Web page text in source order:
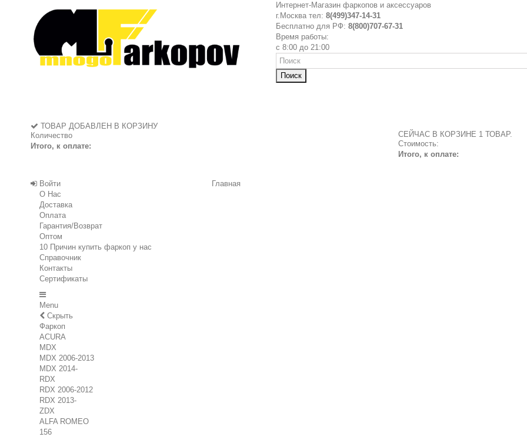
Интернет-Магазин фаркопов и аксессуаров
г.Москва тел: 8(499)347-14-31
Бесплатно для РФ: 8(800)707-67-31
Время работы:
с 8:00 до 21:00
Поиск
ТОВАР ДОБАВЛЕН В КОРЗИНУ
Количество
Итого, к оплате:
СЕЙЧАС В КОРЗИНЕ 1 ТОВАР.
Стоимость:
Итого, к оплате:
Войти
Главная
О Нас
Доставка
Оплата
Гарантия/Возврат
Оптом
10 Причин купить фаркоп у нас
Справочник
Контакты
Сертификаты
Menu
Скрыть
Фаркоп
ACURA
MDX
MDX 2006-2013
MDX 2014-
RDX
RDX 2006-2012
RDX 2013-
ZDX
ALFA ROMEO
156